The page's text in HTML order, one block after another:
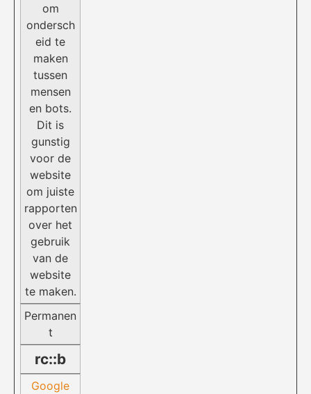
om
ondersch
eid te
maken
tussen
mensen
en bots.
Dit is
gunstig
voor de
website
om juiste
rapporten
over het
gebruik
van de
website
te maken.
Permanen
t
rc::b
Google